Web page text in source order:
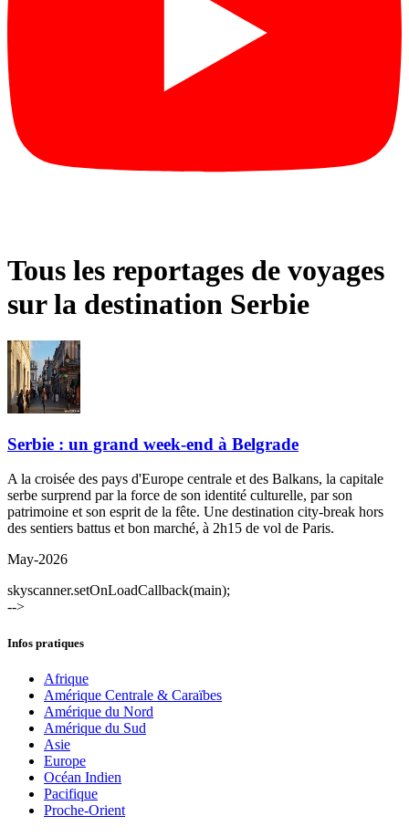
Tous les reportages de voyages
sur la destination Serbie
Serbie : un grand week-end à Belgrade
A la croisée des pays d'Europe centrale et des Balkans, la capitale
serbe surprend par la force de son identité culturelle, par son
patrimoine et son esprit de la fête. Une destination city-break hors
des sentiers battus et bon marché, à 2h15 de vol de Paris.
May-2026
skyscanner.setOnLoadCallback(main);
-->
Infos pratiques
Afrique
Amérique Centrale & Caraïbes
Amérique du Nord
Amérique du Sud
Asie
Europe
Océan Indien
Pacifique
Proche-Orient